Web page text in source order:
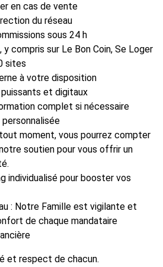
en cas de vente
du réseau
sous 24 h
compris sur Le Bon Coin, Se Loger
sites
à votre disposition
et digitaux
complet si nécessaire
moment, vous pourrez compter
soutien pour vous offrir un
individualisé pour booster vos
: Notre Famille est vigilante et
de chaque mandataire
et respect de chacun.